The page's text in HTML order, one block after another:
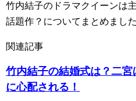
竹内結子のドラマクイーンは
話題作？についてまとめました
関連記事
竹内結子の結婚式は？二
に心配される！